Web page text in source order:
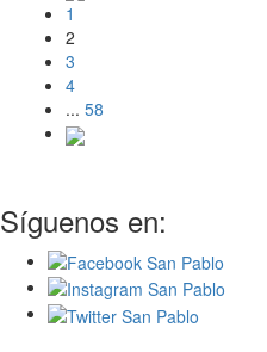
1
2
3
4
... 58
Síguenos en: